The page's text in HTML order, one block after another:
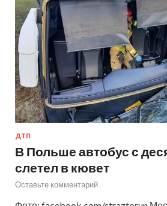
ДТП
В Польше автобус с
слетел в кювет
Оставьте комментарий